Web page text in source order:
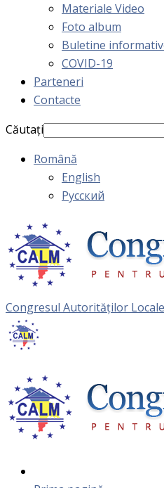
Materiale Video
Foto album
Buletine
COVID-19
Parteneri
Contacte
Căutați
Română
English
Русский
Congresul Autorităţilor